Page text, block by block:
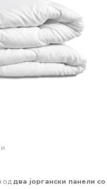
од два јоргански панели со